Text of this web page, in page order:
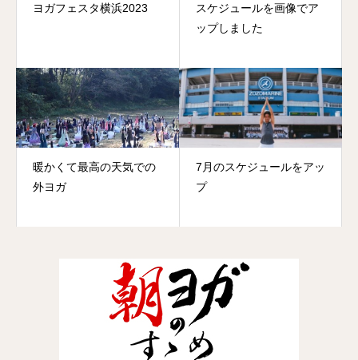
ヨガフェスタ横浜2023
スケジュールを画像でア
ップしました
暖かくて最高の天気での
外ヨガ
7月のスケジュールをアッ
プ